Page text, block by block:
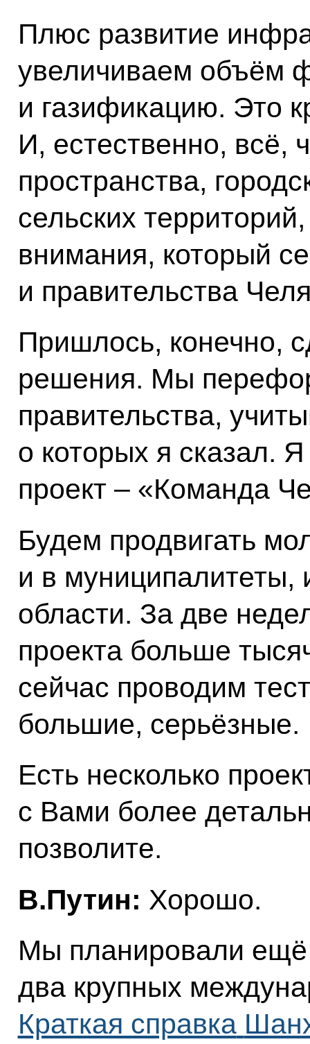
Плюс развитие
увеличиваем объём
и газификацию. Это
И, естественно, всё,
пространства,
сельских
внимания, который
и правительства
Пришлось, конечно,
решения. Мы
правительства,
о которых я сказал.
проект – «Команда
Будем продвигать
и в
области. За две
проекта больше
сейчас проводим
большие, серьёзные.
Есть несколько
с Вами более
позволите.
В.Путин: Хорошо.
Мы планировали ещё
два крупных
Краткая справка